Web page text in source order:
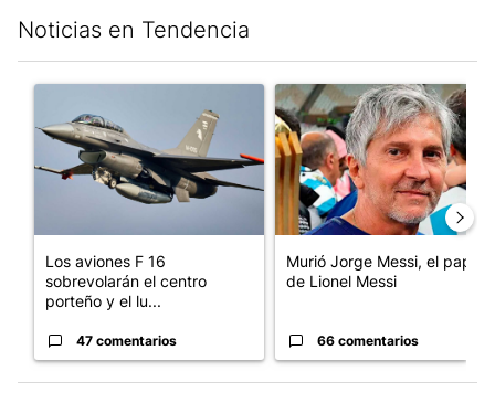
Noticias en Tendencia
Un artículo de tendencia con el título "Los aviones F 16
Los aviones F 16
sobrevolarán el centro
porteño y el lu...
47 comentarios
Un artículo de tendencia con
Murió Jorge Messi, el papá
de Lionel Messi
66 comentarios